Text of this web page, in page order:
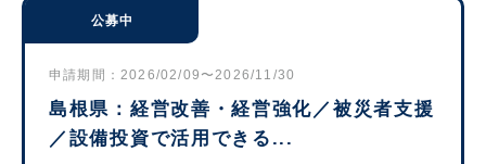
公募中
申請期間：2026/02/09〜2026/11/30
島根県：経営改善・経営強化／被災者支援
／設備投資で活用できる...